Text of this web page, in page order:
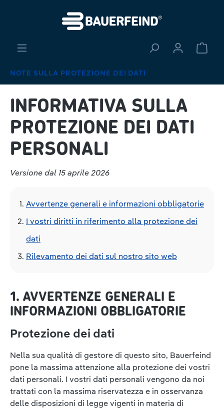
Il
NOTE SULLA PROTEZIONE DEI DATI
INFORMATIVA SULLA
PROTEZIONE DEI DATI
PERSONALI
Versione dal 15 aprile 2026
Avvertenze generali e informazioni obbligatorie
I vostri diritti in riferimento alla protezione dei
dati
Rilevamento dei dati sul nostro sito web
1. AVVERTENZE GENERALI E
INFORMAZIONI OBBLIGATORIE
Protezione dei dati
Nella sua qualità di gestore di questo sito, Bauerfeind
pone la massima attenzione alla protezione dei vostri
dati personali. I vostri dati personali vengono da noi
trattati con la massima riservatezza e in osservanza
delle disposizioni di legge vigenti in materia di